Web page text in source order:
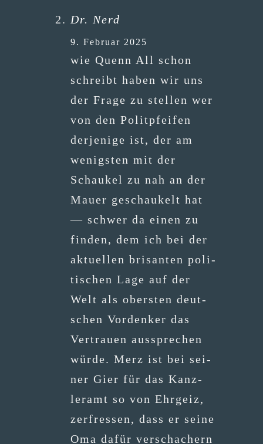
Dr. Nerd
9. Februar 2025
wie Quenn All schon
schreibt haben wir uns
der Fra­ge zu stel­len wer
von den Polit­pfei­fen
der­je­ni­ge ist, der am
wenigs­ten mit der
Schau­kel zu nah an der
Mau­er geschau­kelt hat
— schwer da einen zu
fin­den, dem ich bei der
aktu­el­len bri­san­ten poli­
ti­schen Lage auf der
Welt als obers­ten deut­
schen Vor­den­ker das
Ver­trau­en aus­spre­chen
wür­de. Merz ist bei sei­
ner Gier für das Kanz­
ler­amt so von Ehr­geiz,
zer­fres­sen, dass er sei­ne
Oma dafür ver­scha­chern